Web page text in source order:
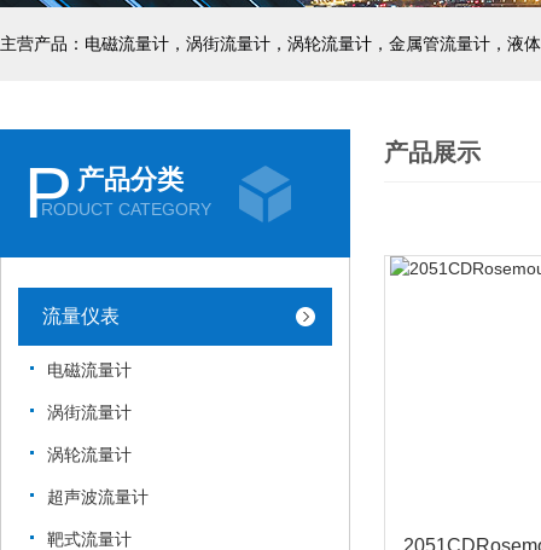
主营产品：电磁流量计，涡街流量计，涡轮流量计，金属管流量计，液
P 产品分类
RODUCT CATEGORY
流量仪表
电磁流量计
涡街流量计
涡轮流量计
超声波流量计
靶式流量计
产品展示